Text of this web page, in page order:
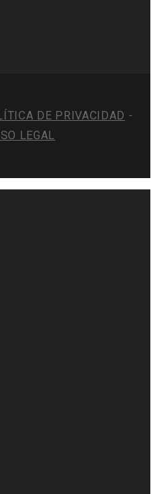
DE PRIVACIDAD -
LEGAL